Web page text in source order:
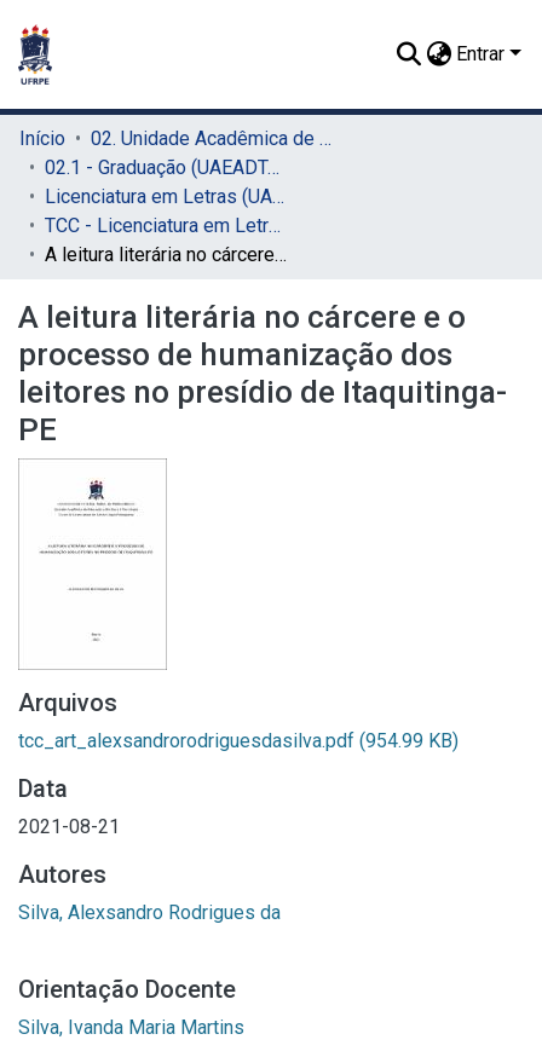
Entrar
Início
02. Unidade Acadêmica de Educação a Distância e Tecnologia (UAEADTec)
02.1 - Graduação (UAEADTec)
Licenciatura em Letras (UAEADTec)
TCC - Licenciatura em Letras (UAEADTec)
A leitura literária no cárcere e o processo de humanização dos leitores no presídio de Itaquitinga-PE
A leitura literária no cárcere e o
processo de humanização dos
leitores no presídio de Itaquitinga-
PE
Arquivos
tcc_art_alexsandrorodriguesdasilva.pdf (954.99 KB)
Data
2021-08-21
Autores
Silva, Alexsandro Rodrigues da
Orientação Docente
Silva, Ivanda Maria Martins